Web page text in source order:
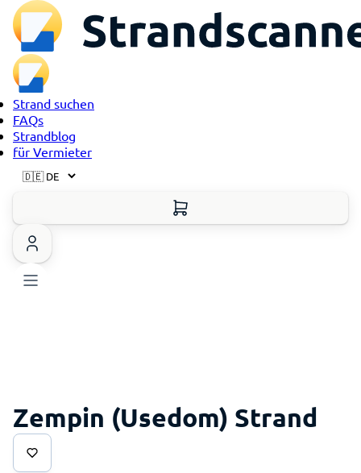
Strand suchen
FAQs
Strandblog
für Vermieter
Zempin (Usedom) Strand